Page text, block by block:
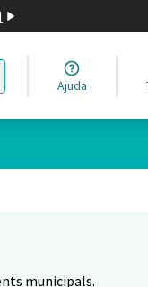
Elegir el idioma
Ajuda
municipals.